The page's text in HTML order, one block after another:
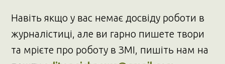
Навіть якщо у вас немає досвіду роботи в
журналістиці, але ви гарно пишете твори
та мрієте про роботу в ЗМІ, пишіть нам на